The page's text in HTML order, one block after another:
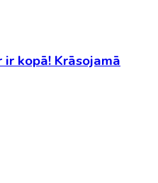
ir kopā! Krāsojamā